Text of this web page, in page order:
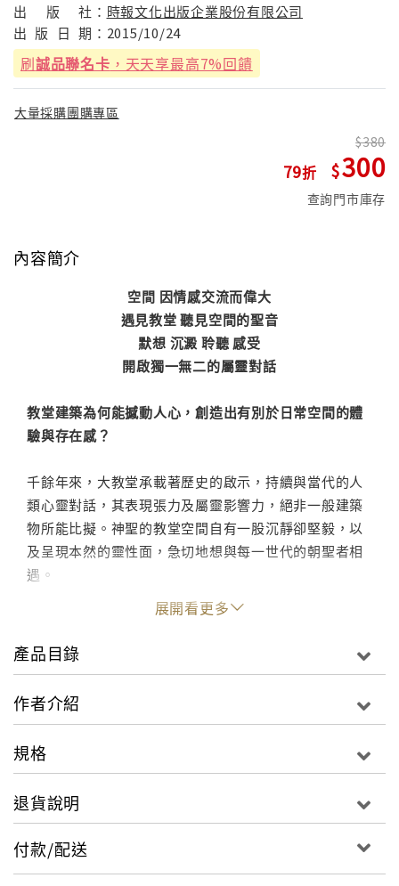
出
版 社： 時報文化出版企業股份有限公司
出 版 日 期： 2015/10/24
刷誠品聯名卡 ，天天享最高7%回饋
大量採購團購專區
79
380
300
查詢門市庫存
內容簡介
空間 因情感交流而偉大
遇見教堂 聽見空間的聖音
默想 沉澱 聆聽 感受
開啟獨一無二的屬靈對話
教堂建築為何能撼動人心，創造出有別於日常空間的體
驗與存在感？
千餘年來，大教堂承載著歷史的啟示，持續與當代的人
類心靈對話，其表現張力及屬靈影響力，絕非一般建築
物所能比擬。神聖的教堂空間自有一股沉靜卻堅毅，以
及呈現本然的靈性面，急切地想與每一世代的朝聖者相
遇。
一般談論教堂，或從聖經神學切入，或依循西方建築歷
史的傳統來討論風格，本書則將教堂視為神人相遇的橋
梁、個人和群體融合的場所，採取聖經與建築歷史的雙
代的文化和思想底蘊，並瞭解這些神聖空間是如何真切
蓋聖蘇菲亞大教堂、西敏寺、巴黎聖母院、聖家堂、聖
彼得大教堂、柯比意的拉特瑞修道院＆廊香教堂、美國
空軍官校卡達小教堂、水晶教堂、安藤忠雄的「風、
光、水」教堂三部曲和和千禧教堂等橫跨各時期的教堂
展開看更多
產品目錄
作者介紹
規格
退貨說明
付款/配送